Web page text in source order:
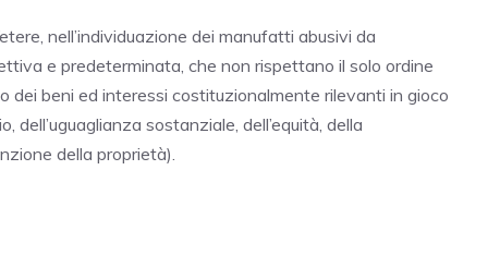
nell’individuazione dei manufatti abusivi da
e predeterminata, che non rispettano il solo ordine
dei beni ed interessi costituzionalmente rilevanti in gioco
dell’uguaglianza sostanziale, dell’equità, della
della proprietà).